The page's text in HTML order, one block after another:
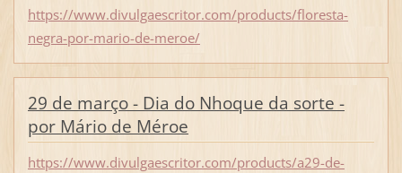
https://www.divulgaescritor.com/products/floresta-
negra-por-mario-de-meroe/
29 de março - Dia do Nhoque da sorte -
por Mário de Méroe
https://www.divulgaescritor.com/products/a29-de-